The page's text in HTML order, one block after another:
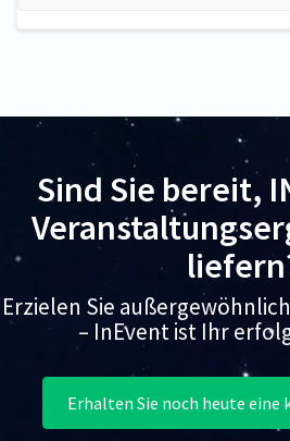
Sind Sie bereit,
Erzielen Sie
– InEvent ist Ihr
Erhalten Sie noch heute eine